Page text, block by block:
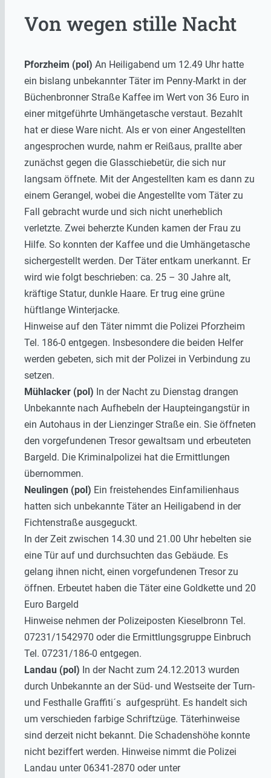
Von wegen stille Nacht
Pforzheim (pol) An Heiligabend um 12.49 Uhr hatte
ein bislang unbekannter Täter im Penny-Markt in der
Büchenbronner Straße Kaffee im Wert von 36 Euro in
einer mitgeführte Umhängetasche verstaut. Bezahlt
hat er diese Ware nicht. Als er von einer Angestellten
angesprochen wurde, nahm er Reißaus, prallte aber
zunächst gegen die Glasschiebetür, die sich nur
langsam öffnete. Mit der Angestellten kam es dann zu
einem Gerangel, wobei die Angestellte vom Täter zu
Fall gebracht wurde und sich nicht unerheblich
verletzte. Zwei beherzte Kunden kamen der Frau zu
Hilfe. So konnten der Kaffee und die Umhängetasche
sichergestellt werden. Der Täter entkam unerkannt. Er
wird wie folgt beschrieben: ca. 25 – 30 Jahre alt,
kräftige Statur, dunkle Haare. Er trug eine grüne
hüftlange Winterjacke.
Hinweise auf den Täter nimmt die Polizei Pforzheim
Tel. 186-0 entgegen. Insbesondere die beiden Helfer
werden gebeten, sich mit der Polizei in Verbindung zu
setzen.
Mühlacker (pol) In der Nacht zu Dienstag drangen
Unbekannte nach Aufhebeln der Haupteingangstür in
ein Autohaus in der Lienzinger Straße ein. Sie öffneten
den vorgefundenen Tresor gewaltsam und erbeuteten
Bargeld. Die Kriminalpolizei hat die Ermittlungen
übernommen.
Neulingen (pol) Ein freistehendes Einfamilienhaus
hatten sich unbekannte Täter an Heiligabend in der
Fichtenstraße ausgeguckt.
In der Zeit zwischen 14.30 und 21.00 Uhr hebelten sie
eine Tür auf und durchsuchten das Gebäude. Es
gelang ihnen nicht, einen vorgefundenen Tresor zu
öffnen. Erbeutet haben die Täter eine Goldkette und 20
Euro Bargeld
Hinweise nehmen der Polizeiposten Kieselbronn Tel.
07231/1542970 oder die Ermittlungsgruppe Einbruch
Tel. 07231/186-0 entgegen.
Landau (pol) In der Nacht zum 24.12.2013 wurden
durch Unbekannte an der Süd- und Westseite der Turn-
und Festhalle Graffiti´s aufgesprüht. Es handelt sich
um verschieden farbige Schriftzüge. Täterhinweise
sind derzeit nicht bekannt. Die Schadenshöhe konnte
nicht beziffert werden. Hinweise nimmt die Polizei
Landau unter 06341-2870 oder unter